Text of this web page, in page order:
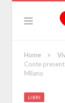
Home »
Conte
Milano
LIBRI